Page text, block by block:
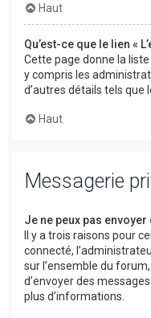
Haut
Qu’est-ce que le lien «
Cette page donne la
y compris les
d’autres détails tels que
Haut
Messagerie
Je ne peux pas
Il y a trois raisons pour
connecté,
sur l’ensemble du
d’envoyer des
plus d’informations.